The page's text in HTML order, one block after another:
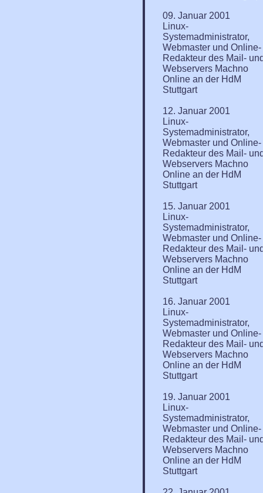
09. Januar 2001
Linux-
Systemadministrator,
Webmaster und Online-
Redakteur des Mail-
Webservers Machno
Online an der HdM
Stuttgart
12. Januar 2001
Linux-
Systemadministrator,
Webmaster und Online-
Redakteur des Mail-
Webservers Machno
Online an der HdM
Stuttgart
15. Januar 2001
Linux-
Systemadministrator,
Webmaster und Online-
Redakteur des Mail-
Webservers Machno
Online an der HdM
Stuttgart
16. Januar 2001
Linux-
Systemadministrator,
Webmaster und Online-
Redakteur des Mail-
Webservers Machno
Online an der HdM
Stuttgart
19. Januar 2001
Linux-
Systemadministrator,
Webmaster und Online-
Redakteur des Mail-
Webservers Machno
Online an der HdM
Stuttgart